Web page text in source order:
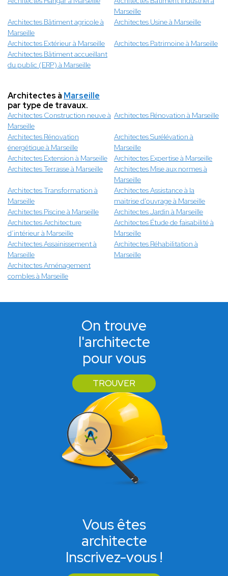
Marseille
Architectes Bâtiment agricole à
Marseille
Architectes Usine à Marseille
Architectes Extérieur à Marseille
Architectes Patrimoine à Marseille
Architectes Bâtiment accueillant
du public (ERP) à Marseille
Architectes à Marseille
par type de travaux.
Architectes Construction neuve à
Marseille
Architectes Rénovation à Marseille
Architectes Rénovation
énergétique à Marseille
Architectes Surélévation à
Marseille
Architectes Extension à Marseille
Architectes Expertise à Marseille
Architectes Terrasse à Marseille
Architectes Mise aux normes à
Marseille
Architectes Transformation à
Marseille
Architectes Assistance à la
maitrise d'ouvrage à Marseille
Architectes Piscine à Marseille
Architectes Jardin à Marseille
Architectes Architecture
d’intérieur à Marseille
Architectes Étude de faisabilité à
Marseille
Architectes Assainissement à
Marseille
Architectes Réhabilitation à
Marseille
Architectes Aménagement
combles à Marseille
On trouve
l'architecte
pour vous
TROUVER
Vous êtes
architecte
Inscrivez-vous !